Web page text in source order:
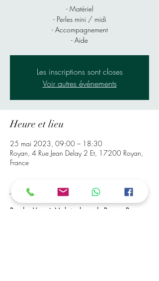
- Matériel
- Perles mini / midi
- Accompagnement
- Aide
Les inscriptions sont closes
Voir autres événements
Heure et lieu
25 mai 2023, 09:00 – 18:30
Royan, 4 Rue Jean Delay 2 Et, 17200 Royan,
France
À propos de l'événement
Rendez-Vous à Mr bricolage de Royan, Pour